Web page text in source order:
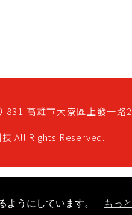
831 高雄市大寮區 上發一路
All Rights Reserved.
うにしています。 もっ